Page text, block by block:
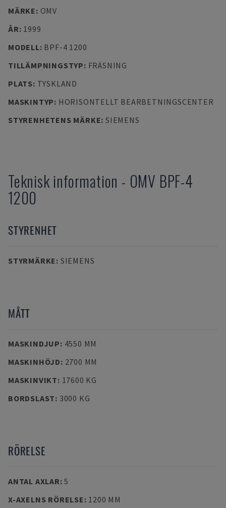
MÄRKE: OMV
ÅR: 1999
MODELL: BPF-4 1200
TILLÄMPNINGSTYP: FRÄSNING
PLATS: TYSKLAND
MASKINTYP: HORISONTELLT BEARBETNINGSCENTER
STYRENHETENS MÄRKE: SIEMENS
Teknisk information - OMV BPF-4
1200
STYRENHET
STYRMÄRKE: SIEMENS
MÅTT
MASKINDJUP: 4550 MM
MASKINHÖJD: 2700 MM
MASKINVIKT: 17600 KG
BORDSLAST: 3000 KG
RÖRELSE
ANTAL AXLAR:5
X-AXELNS RÖRELSE: 1200 MM